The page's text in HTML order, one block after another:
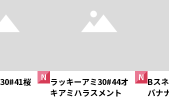
桜
ラッキーアミ30#44オ
キアミハラスメント
Bス
バナ